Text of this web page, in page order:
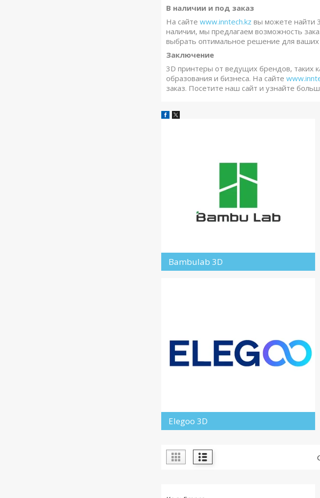
В наличии и под заказ
На сайте www.inntech.kz вы можете найти
наличии, мы предлагаем возможность
выбрать оптимальное решение для
Заключение
3D принтеры от ведущих брендов, таких
образования и бизнеса. На сайте
заказ. Посетите наш сайт и узнайте
Bambulab 3D
Elegoo 3D